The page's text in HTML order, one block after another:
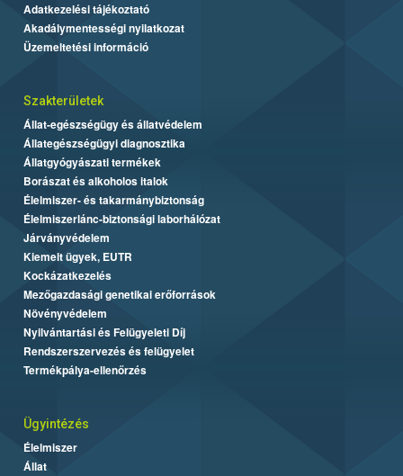
Adatkezelési tájékoztató
Akadálymentességi nyilatkozat
Üzemeltetési információ
Szakterületek
Állat-egészségügy és állatvédelem
Állategészségügyi diagnosztika
Állatgyógyászati termékek
Borászat és alkoholos italok
Élelmiszer- és takarmánybiztonság
Élelmiszerlánc-biztonsági laborhálózat
Járványvédelem
Kiemelt ügyek, EUTR
Kockázatkezelés
Mezőgazdasági genetikai erőforrások
Növényvédelem
Nyilvántartási és Felügyeleti Díj
Rendszerszervezés és felügyelet
Termékpálya-ellenőrzés
Ügyintézés
Élelmiszer
Állat